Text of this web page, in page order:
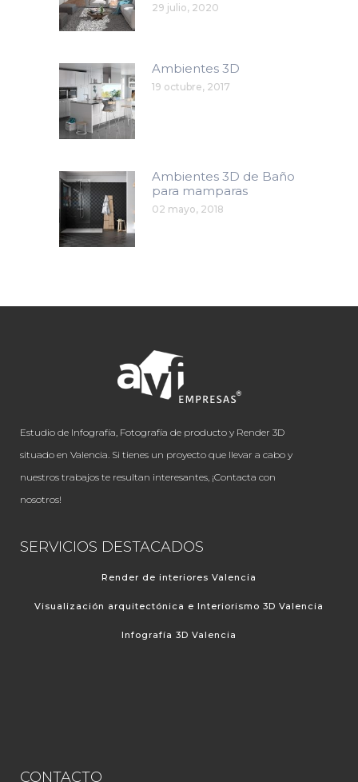
29 julio, 2020
Ambientes 3D
19 octubre, 2017
Ambientes 3D de Baño
para mamparas
02 mayo, 2018
Estudio de Infografía, Fotografía de producto y Render 3D
situado en Valencia. Si tienes un proyecto que llevar a cabo y
nuestros trabajos te resultan interesantes, ¡Contacta con
nosotros!
SERVICIOS DESTACADOS
Render de interiores Valencia
Visualización arquitectónica e Interiorismo 3D Valencia
Infografía 3D Valencia
CONTACTO